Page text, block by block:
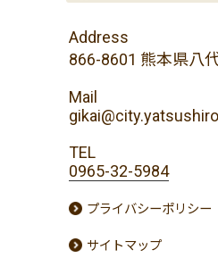
Address
866-8601 熊本県八
Mail
TEL
0965-32-5984
プライバシーポリシー
サイトマップ